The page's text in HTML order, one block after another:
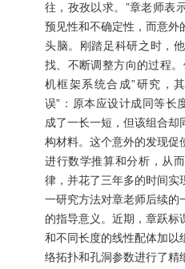
往，孜孜以求。”章老师表
预见性和不确定性，而意外
头脑。刚踏足科研之时，
找、不断调整方向的过程
机框架系统合成”研究，
误”：原本应设计成同等长
成了一长一短，但该组合却
构材料。这个意外的发现促
进行数学推算和分析，从
律，并花了三年多的时间实
一研究方法对章老师后续的
的指导意义。近期，章跃标
和不同长度的线性配体加以
络拓扑和孔洞参数进行了精